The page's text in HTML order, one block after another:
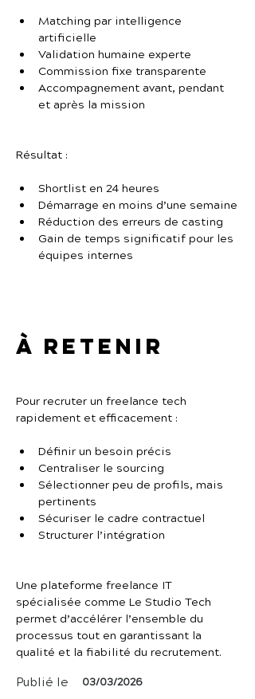
Matching par intelligence
artificielle
Validation humaine experte
Commission fixe transparente
Accompagnement avant, pendant
et après la mission
Résultat :
Shortlist en 24 heures
Démarrage en moins d’une semaine
Réduction des erreurs de casting
Gain de temps significatif pour les
équipes internes
À retenir
Pour recruter un freelance tech
rapidement et efficacement :
Définir un besoin précis
Centraliser le sourcing
Sélectionner peu de profils, mais
pertinents
Sécuriser le cadre contractuel
Structurer l’intégration
Une plateforme freelance IT
spécialisée comme Le Studio Tech
permet d’accélérer l’ensemble du
processus tout en garantissant la
qualité et la fiabilité du recrutement.
Publié le 03/03/2026